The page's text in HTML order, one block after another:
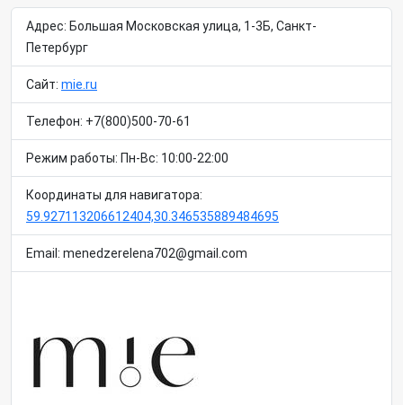
Адрес: Большая Московская улица, 1-3Б, Санкт-
Петербург
Сайт: mie.ru
Телефон: +7(800)500-70-61
Режим работы: Пн-Вс: 10:00-22:00
Координаты для навигатора:
59.927113206612404,30.346535889484695
Email: menedzerelena702@gmail.com